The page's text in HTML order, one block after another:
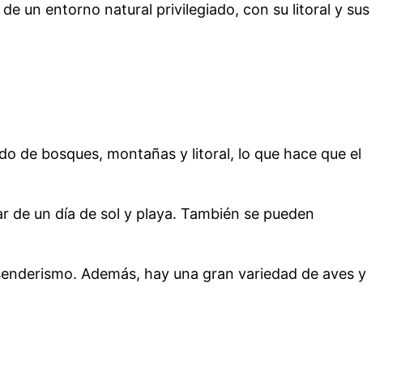
un entorno natural privilegiado, con su litoral y sus
de bosques, montañas y litoral, lo que hace que el
un día de sol y playa. También se pueden
Además, hay una gran variedad de aves y